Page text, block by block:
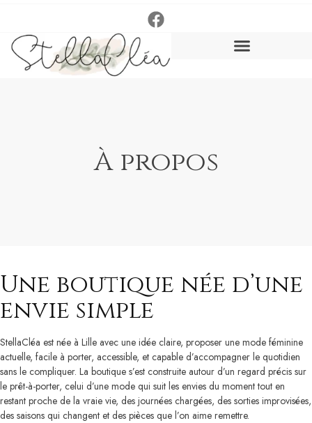
À propos
Une boutique née d’une
envie simple
StellaCléa est née à Lille avec une idée claire, proposer une mode féminine
actuelle, facile à porter, accessible, et capable d’accompagner le quotidien
sans le compliquer. La boutique s’est construite autour d’un regard précis sur
le prêt-à-porter, celui d’une mode qui suit les envies du moment tout en
restant proche de la vraie vie, des journées chargées, des sorties improvisées,
des saisons qui changent et des pièces que l’on aime remettre.